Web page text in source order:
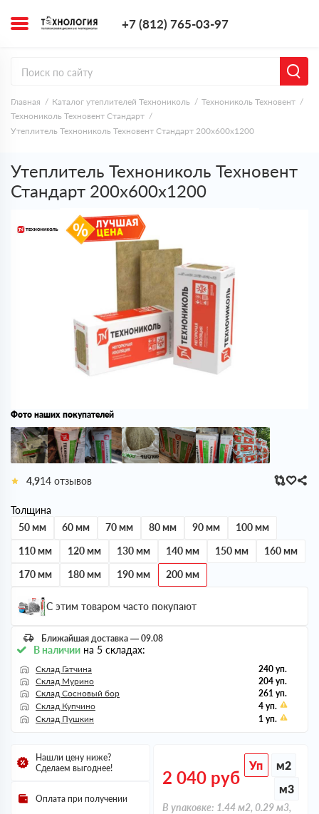
+7 (812) 765-03-97
Главная Каталог утеплителей Технониколь
Технониколь Техновент
Технониколь Техновент Стандарт
Утеплитель Технониколь Техновент Стандарт 200х600х1200
Утеплитель Технониколь Техновент
Стандарт 200х600х1200
Фото наших покупателей
4,9 14 отзывов
Толщина
50 мм
60 мм 70 мм 80 мм 90 мм
100 мм
110 мм
120 мм 130 мм 140 мм 150 мм
160 мм
170 мм
180 мм 190 мм 200 мм
С этим товаром часто покупают
Ближайшая доставка — 09.08
В наличии на 5 складах:
Склад Гатчина
240 уп.
Склад Мурино
204 уп.
Склад Сосновый бор
261 уп.
Склад Купчино
4 уп.
Склад Пушкин
1 уп.
2 040 руб
Уп
м2
м3
В упаковке: 1.44 м2, 0.29 м3,
Нашли цену ниже?
Сделаем выгоднее!
Оплата при получении